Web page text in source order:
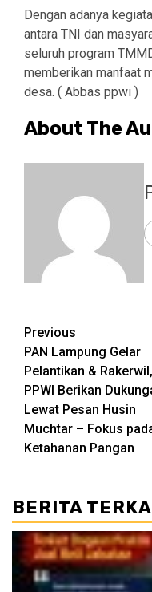
Dengan adanya
antara TNI dan
seluruh program
memberikan manfaat
desa. ( Abbas ppwi )
About The
Post
navigation
Previous
PAN Lampung Gelar
Pelantikan & Rakerwil,
PPWI Berikan
Lewat Pesan Husin
Muchtar – Fokus
Ketahanan Pangan
BERITA